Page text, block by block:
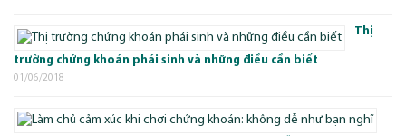
Thị
trường chứng khoán phái sinh và những điều cần biết
01/06/2018